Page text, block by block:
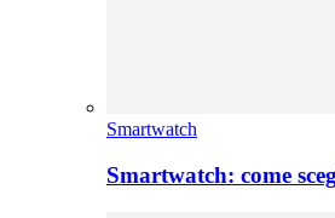
Smartwatch
Smartwatch: come